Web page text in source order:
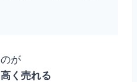
が
く売れる